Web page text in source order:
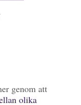
genom att
olika